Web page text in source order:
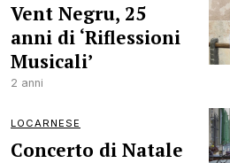
Vent Negru, 25
anni di ‘Riflessioni
Musicali’
2 anni
LOCARNESE
Concerto di Natale